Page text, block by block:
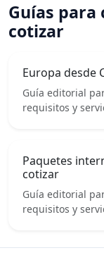
Guías para
cotizar
Europa desde
Guía editorial
requisitos y
Paquetes
cotizar
Guía editorial
requisitos y